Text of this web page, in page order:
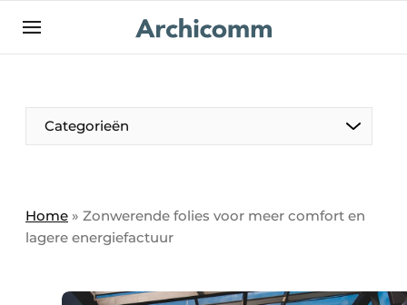
NL be-FR
Categorieën
Home » Zonwerende folies voor meer comfort en
lagere energiefactuur